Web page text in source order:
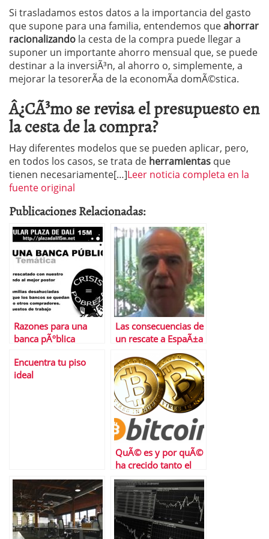
Si trasladamos estos datos a la importancia del gasto
que supone para una familia, entendemos queahorrar
racionalizando la cesta de la compra puede llegar a
suponer un importante ahorro mensual que, se puede
destinar a la inversiÃ³n, al ahorro o, simplemente, a
mejorar la tesorerÃ­a de la economÃ­a domÃ©stica.
Â¿CÃ³mo se revisa el presupuesto en
la cesta de la compra?
Hay diferentes modelos que se pueden aplicar, pero,
en todos los casos, se trata de herramientas que
tienen necesariamente[…]Leer noticia completa en la
fuente original
Publicaciones Relacionadas:
Razones para una
banca pÃºblica
Las consecuencias de
un rescate a EspaÃ±a
Encuentra tu piso
ideal
QuÃ© es y por quÃ©
ha crecido tanto el
trading de
criptomonedas